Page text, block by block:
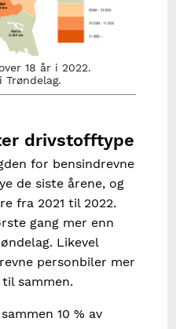
18 år i 2022.
drivstofftype
for bensindrevne
de siste årene, og
fra 2021 til 2022.
gang mer enn
Likevel
personbiler mer
sammen.
10 % av